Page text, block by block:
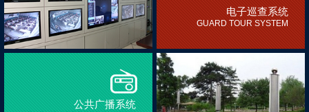
电子巡查系统
GUARD TOUR SYSTEM
公共广播系统